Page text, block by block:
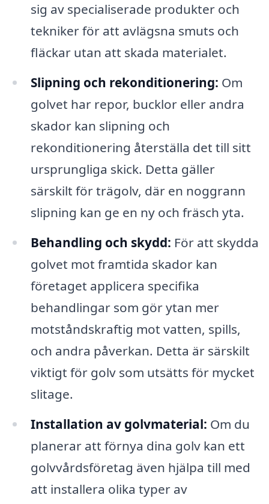
sig av specialiserade produkter och
tekniker för att avlägsna smuts och
fläckar utan att skada materialet.
Slipning och rekonditionering: Om
golvet har repor, bucklor eller andra
skador kan slipning och
rekonditionering återställa det till sitt
ursprungliga skick. Detta gäller
särskilt för trägolv, där en noggrann
slipning kan ge en ny och fräsch yta.
Behandling och skydd: För att skydda
golvet mot framtida skador kan
företaget applicera specifika
behandlingar som gör ytan mer
motståndskraftig mot vatten, spills,
och andra påverkan. Detta är särskilt
viktigt för golv som utsätts för mycket
slitage.
Installation av golvmaterial: Om du
planerar att förnya dina golv kan ett
golvvårdsföretag även hjälpa till med
att installera olika typer av